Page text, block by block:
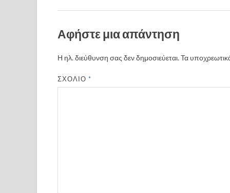
Αφήστε μια απάντηση
Η ηλ. διεύθυνση σας δεν δημοσιεύεται.Τα
ΣΧΌΛΙΟ*